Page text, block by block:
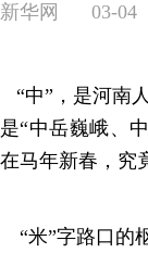
新华网 03-04
“中”，是河南
是“中岳巍峨、
在马年新春，究
“米”字路口的